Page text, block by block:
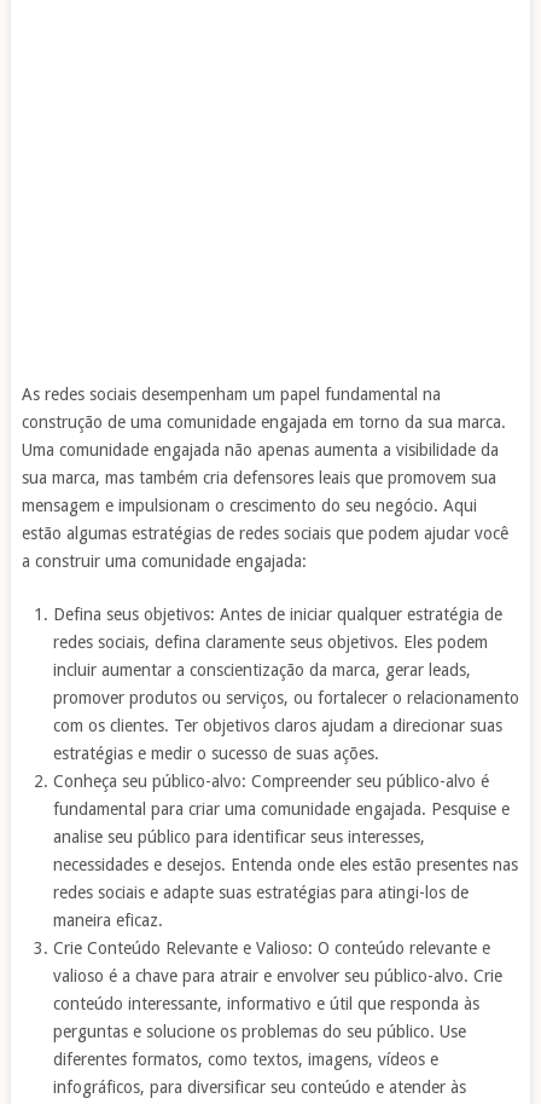
As redes sociais desempenham um papel fundamental na
construção de uma comunidade engajada em torno da sua marca.
Uma comunidade engajada não apenas aumenta a visibilidade da
sua marca, mas também cria defensores leais que promovem sua
mensagem e impulsionam o crescimento do seu negócio. Aqui
estão algumas estratégias de redes sociais que podem ajudar você
a construir uma comunidade engajada:
Defina seus objetivos: Antes de iniciar qualquer estratégia de
redes sociais, defina claramente seus objetivos. Eles podem
incluir aumentar a conscientização da marca, gerar leads,
promover produtos ou serviços, ou fortalecer o relacionamento
com os clientes. Ter objetivos claros ajudam a direcionar suas
estratégias e medir o sucesso de suas ações.
Conheça seu público-alvo: Compreender seu público-alvo é
fundamental para criar uma comunidade engajada. Pesquise e
analise seu público para identificar seus interesses,
necessidades e desejos. Entenda onde eles estão presentes nas
redes sociais e adapte suas estratégias para atingi-los de
maneira eficaz.
Crie Conteúdo Relevante e Valioso: O conteúdo relevante e
valioso é a chave para atrair e envolver seu público-alvo. Crie
conteúdo interessante, informativo e útil que responda às
perguntas e solucione os problemas do seu público. Use
diferentes formatos, como textos, imagens, vídeos e
infográficos, para diversificar seu conteúdo e atender às